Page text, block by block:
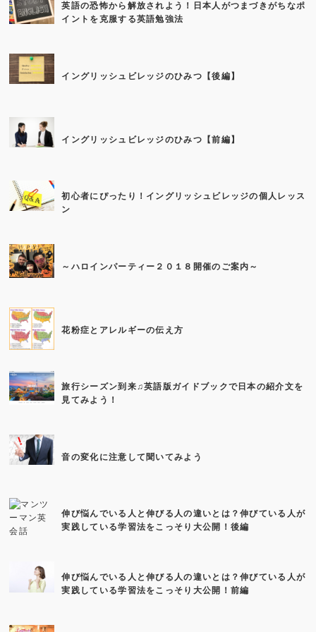
英語の恐怖から解放されよう！日本人がつまづきがちなポ
イントを克服する英語勉強法
イングリッシュビレッジのひみつ【後編】
イングリッシュビレッジのひみつ【前編】
初心者にぴったり！イングリッシュビレッジの個人レッス
ン
～ハロインパーティー２０１８開催のご案内～
花粉症とアレルギーの伝え方
旅行シーズン到来♫英語版ガイドブックで日本の紹介文を
見てみよう！
音の変化に注意して聞いてみよう
伸び悩んでいる人と伸びる人の違いとは？伸びている人が
実践している学習法をこっそり大公開！後編
伸び悩んでいる人と伸びる人の違いとは？伸びている人が
実践している学習法をこっそり大公開！前編